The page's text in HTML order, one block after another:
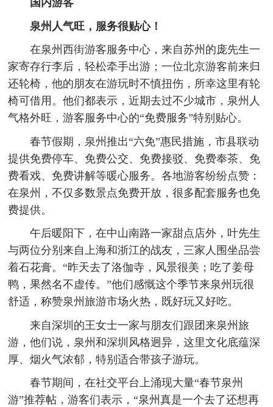
泉州人气旺，服务很贴心！
在泉州西街游客服务中心，来自苏州的庞先生一
家寄存行李后，轻松牵手出游；一位北京游客前来归
还轮椅，他的朋友在游玩时不慎扭伤，所幸这里有轮
椅可借用。他们都表示，近期去过不少城市，泉州人
气格外旺，游客服务中心的“免费服务”特别贴心。
春节假期，泉州推出“六免”惠民措施，市县联动
提供免费停车、免费公交、免费接驳、免费奉茶、免
费看戏、免费讲解等暖心服务。各地游客纷纷点赞：
在泉州，不仅多数景点免费开放，很多配套服务也免
费提供。
午后暖阳下，在中山南路一家甜点店外，叶先生
与两位分别来自上海和浙江的战友，三家人围坐品尝
着石花膏。“昨天去了洛伽寺，风景很美；吃了姜母
鸭，果然名不虚传。”他们感慨这个季节来泉州玩很
舒适，称赞泉州旅游市场火热，既好玩又好吃。
来自深圳的王女士一家与朋友们跟团来泉州旅
游，他们说，泉州和深圳风格迥异，这里文化底蕴深
厚、烟火气浓郁，特别适合带孩子游玩。
春节期间，在社交平台上涌现大量“春节泉州
游”推荐帖，游客们表示，“泉州真是一个去了还想再